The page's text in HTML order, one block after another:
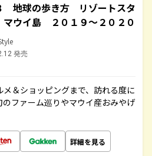
地球の歩き方 リゾートスタ
ウイ島 ２０１９～２０２０
発売
＆ショッピングまで、訪れる度に
ファーム巡りやマウイ産おみやげ
詳細を見る